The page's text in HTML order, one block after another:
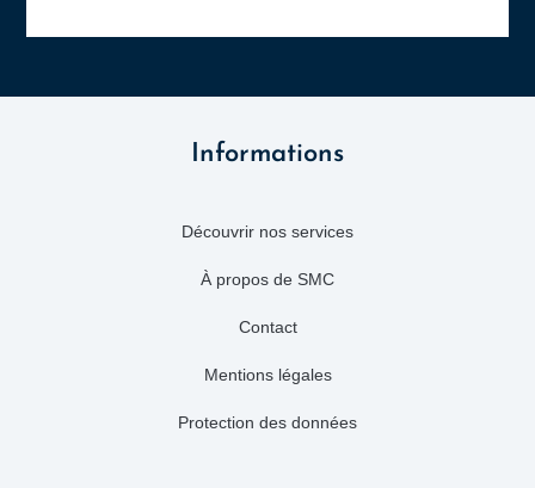
Informations
Découvrir nos services
À propos de SMC
Contact
Mentions légales
Protection des données